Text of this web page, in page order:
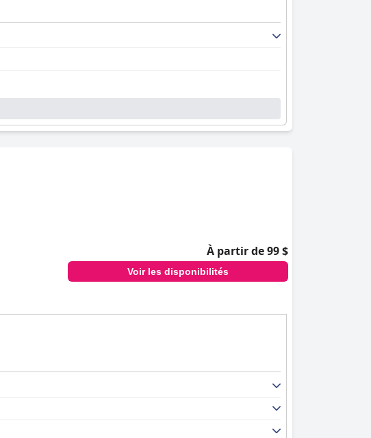
À partir de 99 $
Voir les disponibilités